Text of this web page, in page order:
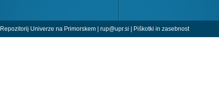
Repozitorij Univerze na Primorskem | rup@upr.si | Piškotki in zasebnost